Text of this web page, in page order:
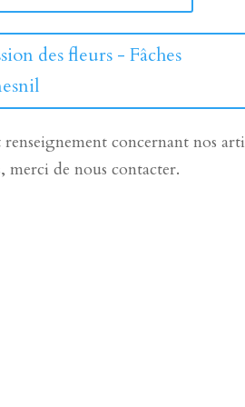
des fleurs - Fâches
concernant nos
merci de nous contacter.